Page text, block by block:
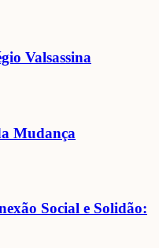
Valsassina
Mudança
Social e Solidão: